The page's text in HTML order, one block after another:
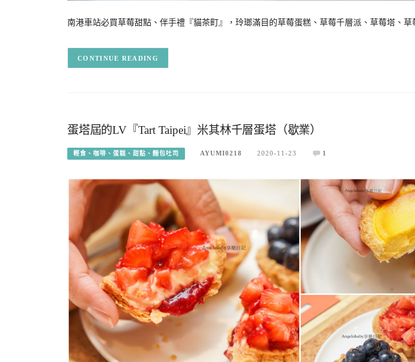
南港車站必買草莓甜點、伴手禮『貓茶町』，玲瑯滿目的草莓蛋糕、草莓千層派、草莓塔、
CONTINUE READING
蛋塔屆的LV『Tart Taipei』米其林千層蛋塔（歇業）
輕食、咖啡、蛋糕、甜點、麵包吐司 AYUMI0218 2020-11-23 1